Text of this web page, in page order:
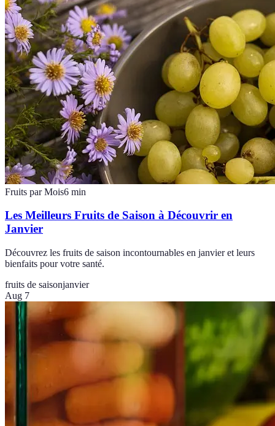
Fruits par Mois6 min
Les Meilleurs Fruits de Saison à Découvrir en
Janvier
Découvrez les fruits de saison incontournables en janvier et leurs
bienfaits pour votre santé.
fruits de saisonjanvier
Aug 7